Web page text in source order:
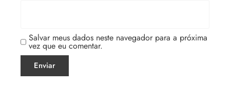
Salvar meus dados neste navegador para a próxima
vez que eu comentar.